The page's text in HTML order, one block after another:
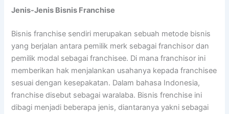
Jenis-Jenis Bisnis Franchise
Bisnis franchise sendiri merupakan sebuah metode bisnis
yang berjalan antara pemilik merk sebagai franchisor dan
pemilik modal sebagai franchisee. Di mana franchisor ini
memberikan hak menjalankan usahanya kepada franchisee
sesuai dengan kesepakatan. Dalam bahasa Indonesia,
franchise disebut sebagai waralaba. Bisnis frenchise ini
dibagi menjadi beberapa jenis, diantaranya yakni sebagai